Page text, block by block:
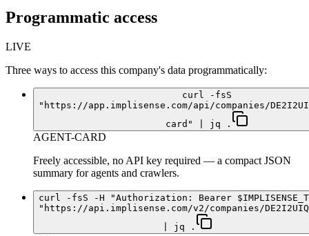
Programmatic access
LIVE
Three ways to access this company's data programmatically:
curl -fsS
"https://app.implisense.com/api/companies/
card" | jq .
AGENT-CARD
Freely accessible, no API key required — a compact JSON
summary for agents and crawlers.
curl -fsS -H "Authorization: Bearer
"https://api.implisense.com/v2/companies/
| jq .